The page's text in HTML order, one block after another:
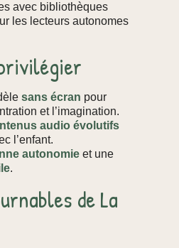
avec bibliothèques
les lecteurs autonomes
sans écran pour
et l’imagination.
audio évolutifs
l’enfant.
autonomie et une
.
de La